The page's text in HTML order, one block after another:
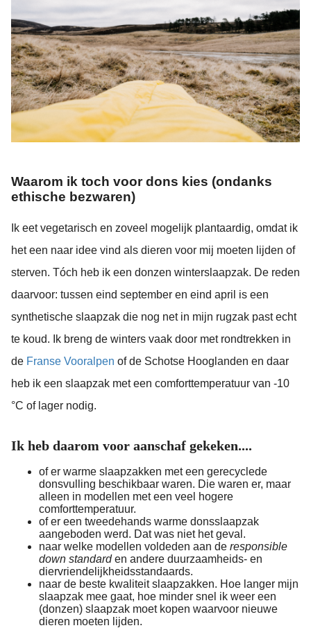
Waarom ik toch voor dons kies (ondanks
ethische bezwaren)
Ik eet vegetarisch en zoveel mogelijk plantaardig, omdat ik
het een naar idee vind als dieren voor mij moeten lijden of
sterven. Tóch heb ik een donzen winterslaapzak. De reden
daarvoor: tussen eind september en eind april is een
synthetische slaapzak die nog net in mijn rugzak past echt
te koud. Ik breng de winters vaak door met rondtrekken in
de Franse Vooralpen of de Schotse Hooglanden en daar
heb ik een slaapzak met een comforttemperatuur van -10
°C of lager nodig.
Ik heb daarom voor aanschaf gekeken....
of er warme slaapzakken met een gerecyclede
donsvulling beschikbaar waren. Die waren er, maar
alleen in modellen met een veel hogere
comforttemperatuur.
of er een tweedehands warme donsslaapzak
aangeboden werd. Dat was niet het geval.
naar welke modellen voldeden aan de responsible
down standarden andere duurzaamheids- en
diervriendelijkheidsstandaards.
naar de beste kwaliteit slaapzakken. Hoe langer mijn
slaapzak mee gaat, hoe minder snel ik weer een
(donzen) slaapzak moet kopen waarvoor nieuwe
dieren moeten lijden.